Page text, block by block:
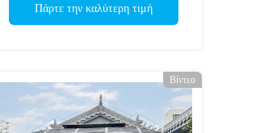
Πάρτε την καλύτερη τιμή
Βίντεο